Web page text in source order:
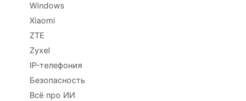
Windows
Xiaomi
ZTE
Zyxel
IP-телефония
Безопасность
Всё про ИИ